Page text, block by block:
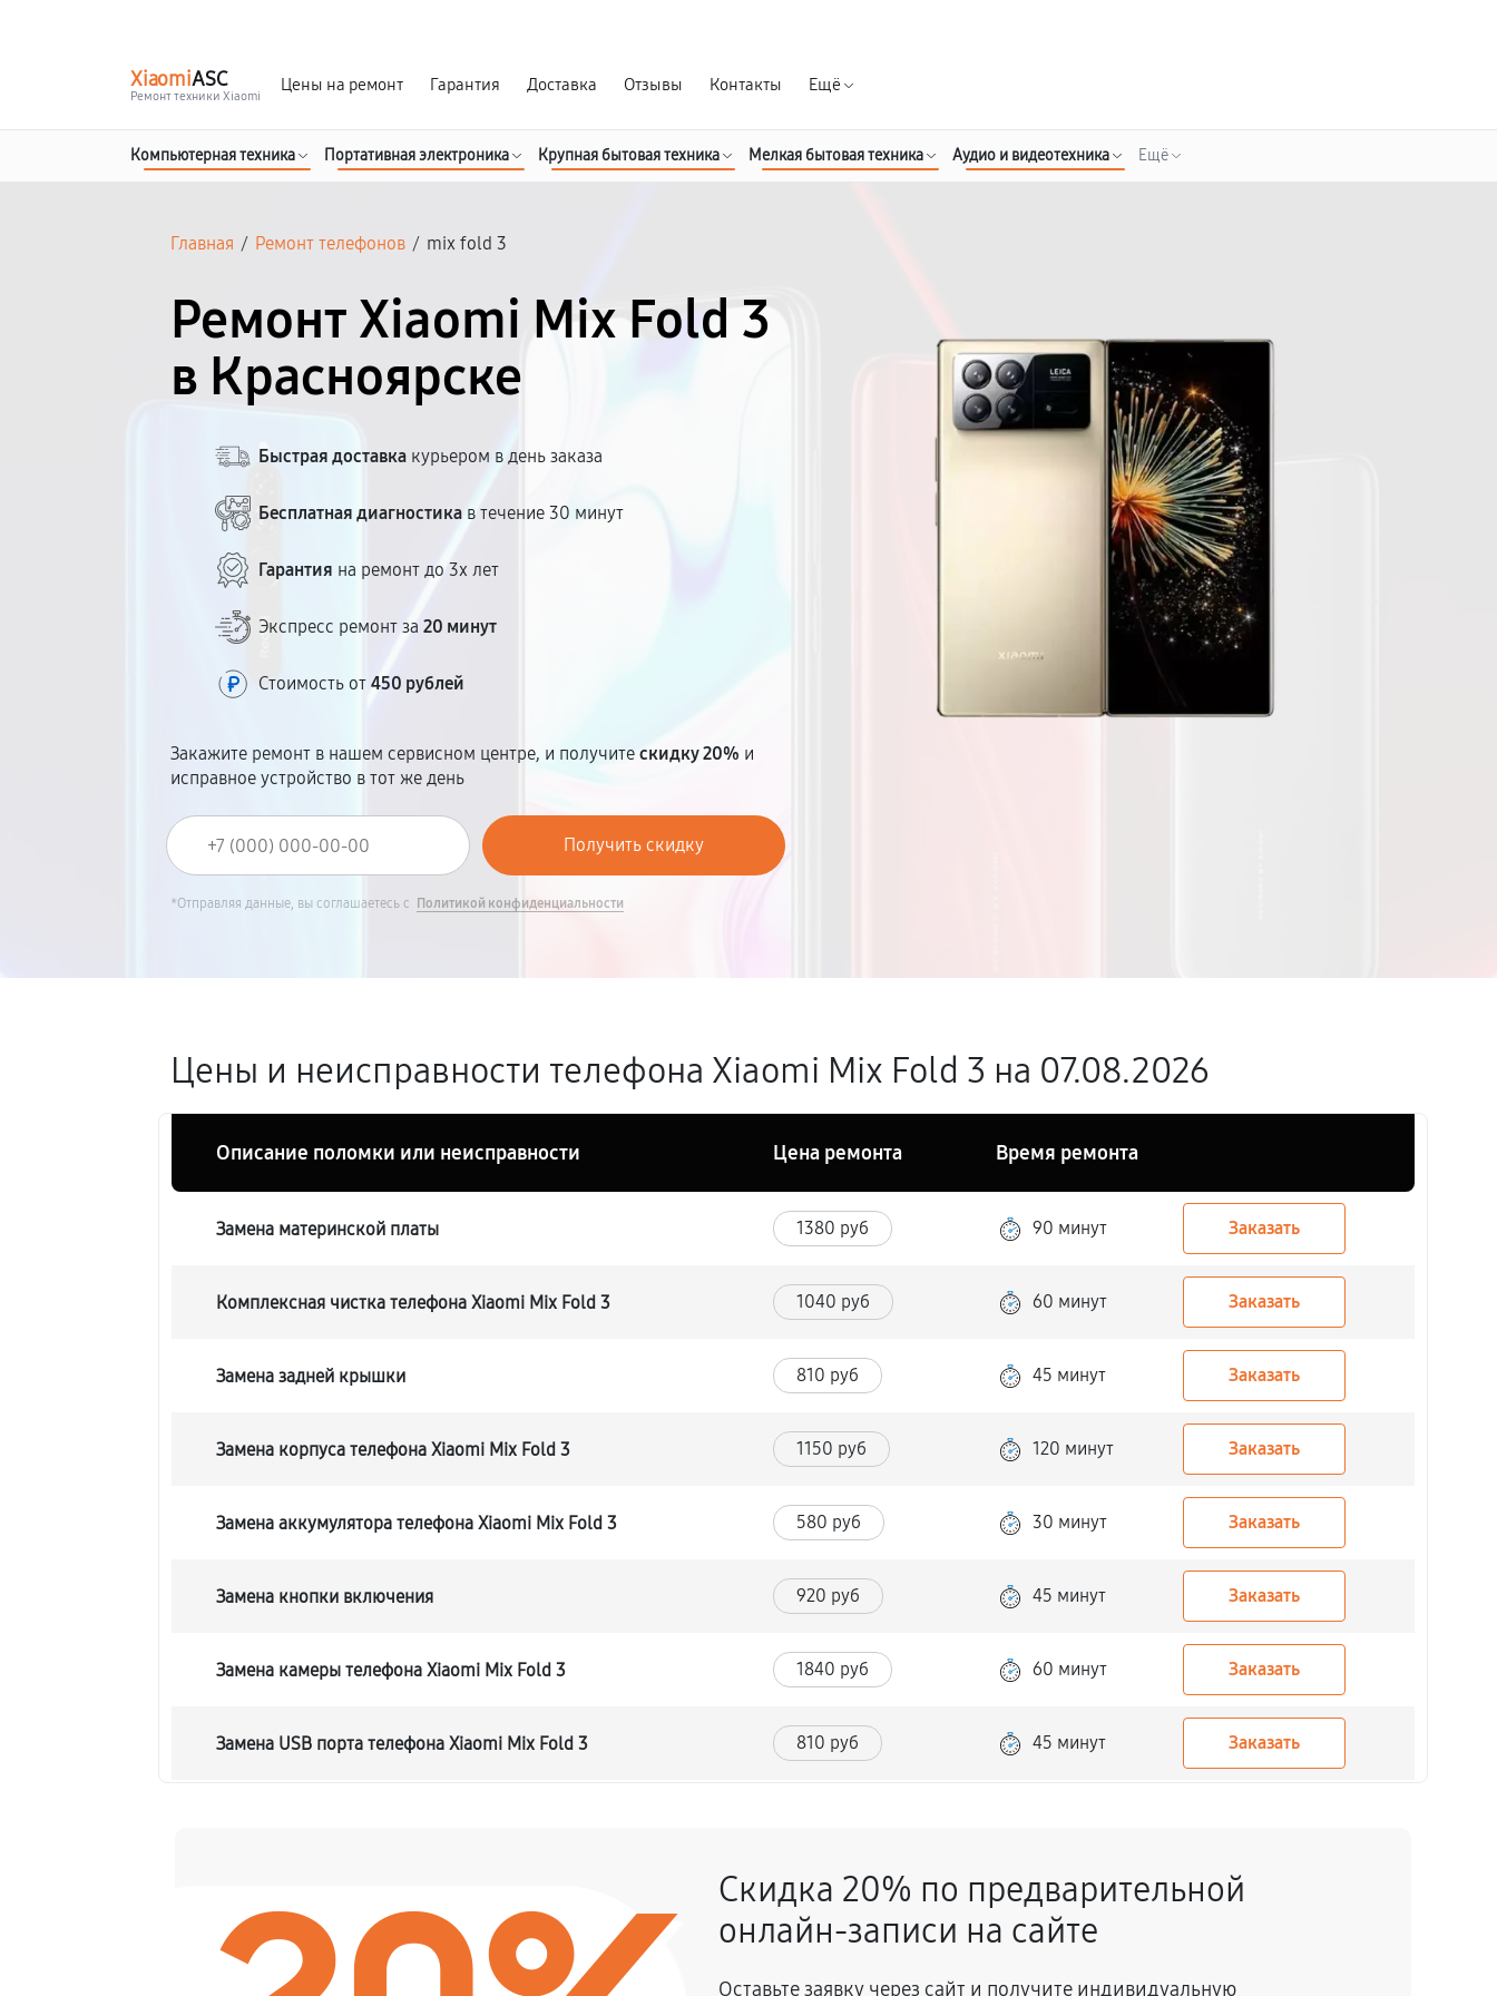
XiaomiASC
Ремонт техники Xiaomi
Цены на ремонт Гарантия Доставка Отзывы Контакты Ещё
Компьютерная техника Портативная электроника Крупная бытовая техника Мелкая бытовая техника Аудио и видеотехника Ещё
Главная / Ремонт телефонов / mix fold 3
Ремонт Xiaomi Mix Fold 3
в Красноярске
Быстрая доставка курьером в день заказа
Бесплатная диагностика в течение 30 минут
Гарантия на ремонт до 3х лет
Экспресс ремонт за20 минут
Стоимость от450 рублей
Закажите ремонт в нашем сервисном центре, и получитескидку 20% и
исправное устройство в тот же день
*Отправляя данные, вы соглашаетесь с Политикой конфиденциальности
Цены и неисправности телефона Xiaomi Mix Fold 3 на 07.08.2026
Описание поломки или неисправности Цена ремонта Время ремонта
Замена материнской платы 1380 руб 90 минут Заказать
Комплексная чистка телефона Xiaomi Mix Fold 3 1040 руб 60 минут Заказать
Замена задней крышки 810 руб 45 минут Заказать
Замена корпуса телефона Xiaomi Mix Fold 3 1150 руб 120 минут Заказать
Замена аккумулятора телефона Xiaomi Mix Fold 3 580 руб 30 минут Заказать
Замена кнопки включения 920 руб 45 минут Заказать
Замена камеры телефона Xiaomi Mix Fold 3 1840 руб 60 минут Заказать
Замена USB порта телефона Xiaomi Mix Fold 3 810 руб 45 минут Заказать
580 руб 45 минут Заказать
Замена стекла телефона Xiaomi Mix Fold 3
Скидка 20% по предварительной
онлайн-записи на сайте
Оставьте заявку через сайт и получите индивидуальную